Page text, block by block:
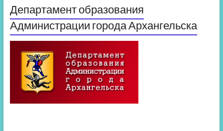
Департамент образования
Администрации города Архангельска